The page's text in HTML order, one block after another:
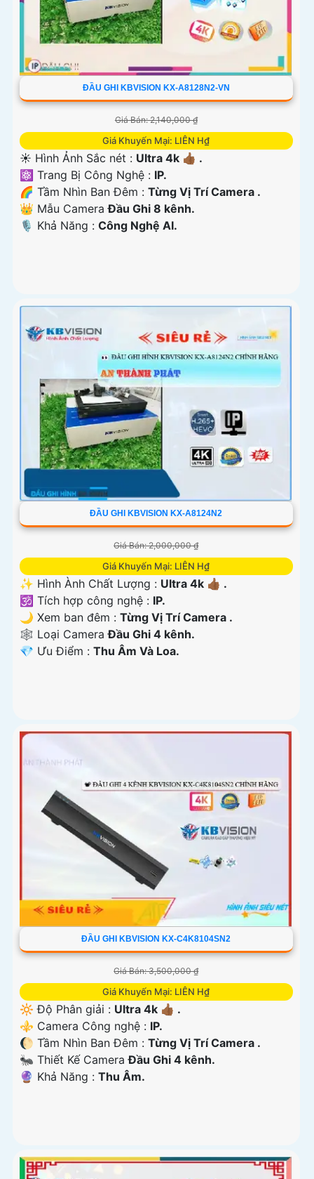
ĐẦU GHI KBVISION KX-A8128N2-VN
Giá Bán: 2,140,000 ₫
Giá Khuyến Mại: LIÊN H₫
☀️ Hình Ảnh Sắc nét : Ultra 4k 👍🏾 .
⚛️ Trang Bị Công Nghệ : IP.
🌈 Tầm Nhìn Ban Đêm : Từng Vị Trí Camera .
👑 Mẫu CameraĐầu Ghi 8 kênh.
️🎙 Khả Năng : Công Nghệ AI.
ĐẦU GHI KBVISION KX-A8124N2
Giá Bán: 2,000,000 ₫
Giá Khuyến Mại: LIÊN H₫
✨ Hình Ành Chất Lượng : Ultra 4k 👍🏾 .
🕉️ Tích hợp công nghệ : IP.
🌙 Xem ban đêm : Từng Vị Trí Camera .
🕸️ Loại CameraĐầu Ghi 4 kênh.
️💎 Ưu Điểm : Thu Âm Và Loa.
ĐẦU GHI KBVISION KX-C4K8104SN2
Giá Bán: 3,500,000 ₫
Giá Khuyến Mại: LIÊN H₫
🔆 Độ Phân giải : Ultra 4k 👍🏾 .
⚜️ Camera Công nghệ : IP.
🌔 Tầm Nhìn Ban Đêm : Từng Vị Trí Camera .
🐜 Thiết Kế CameraĐầu Ghi 4 kênh.
️🔮 Khả Năng : Thu Âm.